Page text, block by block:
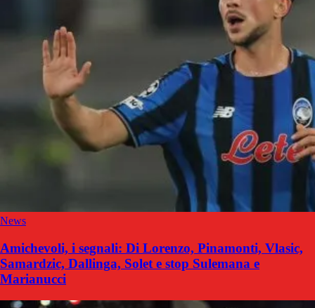
News
Amichevoli, i segnali: Di Lorenzo, Pinamonti, Vlasic,
Samardzic, Dallinga, Solet e stop Sulemana e
Marianucci